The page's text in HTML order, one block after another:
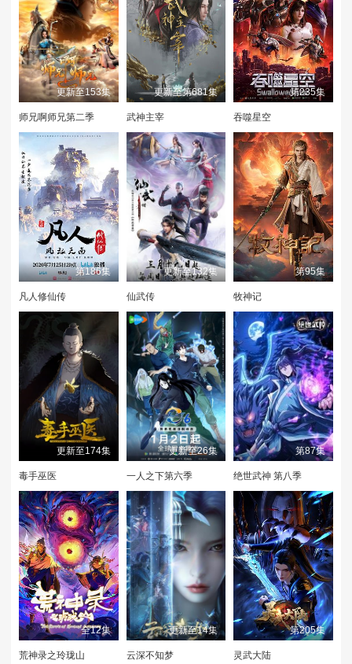
更新至153集
师兄啊师兄第二季
更新至第681集
武神主宰
第235集
吞噬星空
第186集
凡人修仙传
更新至132集
仙武传
第95集
牧神记
更新至174集
毒手巫医
更新至26集
一人之下第六季
第87集
绝世武神 第八季
全12集
荒神录之玲珑山
更新至14集
云深不知梦
第205集
灵武大陆